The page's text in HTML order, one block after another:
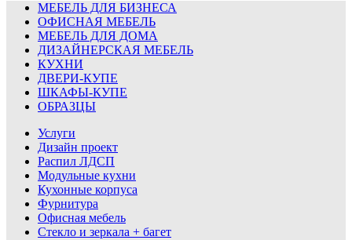
МЕБЕЛЬ ДЛЯ БИЗНЕСА
ОФИСНАЯ МЕБЕЛЬ
МЕБЕЛЬ ДЛЯ ДОМА
ДИЗАЙНЕРСКАЯ МЕБЕЛЬ
КУХНИ
ДВЕРИ-КУПЕ
ШКАФЫ-КУПЕ
ОБРАЗЦЫ
Услуги
Дизайн проект
Распил ЛДСП
Модульные кухни
Кухонные корпуса
Фурнитура
Офисная мебель
Стекло и зеркала + багет